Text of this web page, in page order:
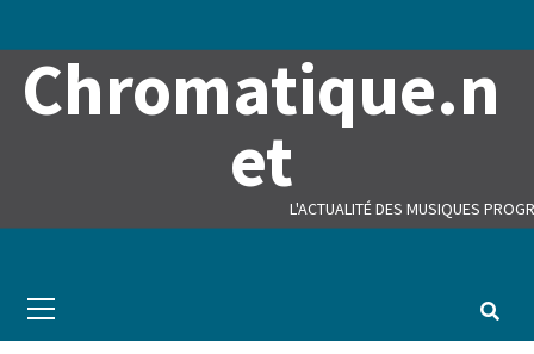
Chromatique.n
et
L'ACTUALITÉ DES MUSIQUES
Menu